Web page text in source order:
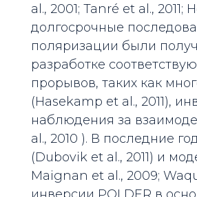
al., 2001; Tanré et al.,
долгосрочные
поляризации были
разработке
прорывов, таких как
(Hasekamp et al., 2011),
наблюдения за
al., 2010 ). В последние
(Dubovik et al., 2011) и
Maignan et al., 2009;